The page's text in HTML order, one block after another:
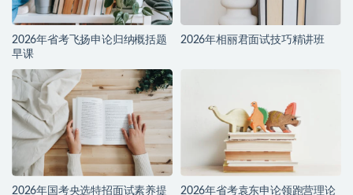
2026年省考飞扬申论归纳概括题
早课
2026年相丽君面试技巧精讲班
2026年国考央选特招面试素养提
2026年省考袁东申论领跑营理论